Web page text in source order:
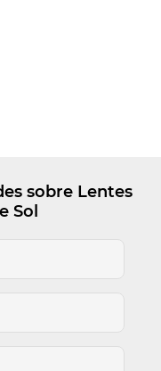
sobre Lentes
Sol